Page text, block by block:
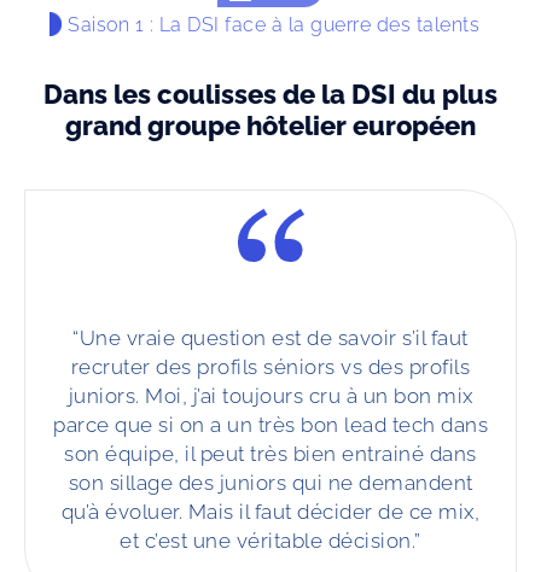
Saison 1 : La DSI face à la guerre des talents
Dans les coulisses de la DSI du plus
grand groupe hôtelier européen
“Une vraie question est de savoir s’il faut
recruter des profils séniors vs des profils
juniors. Moi, j’ai toujours cru à un bon mix
parce que si on a un très bon lead tech dans
son équipe, il peut très bien entrainé dans
son sillage des juniors qui ne demandent
qu’à évoluer. Mais il faut décider de ce mix,
et c’est une véritable décision.”